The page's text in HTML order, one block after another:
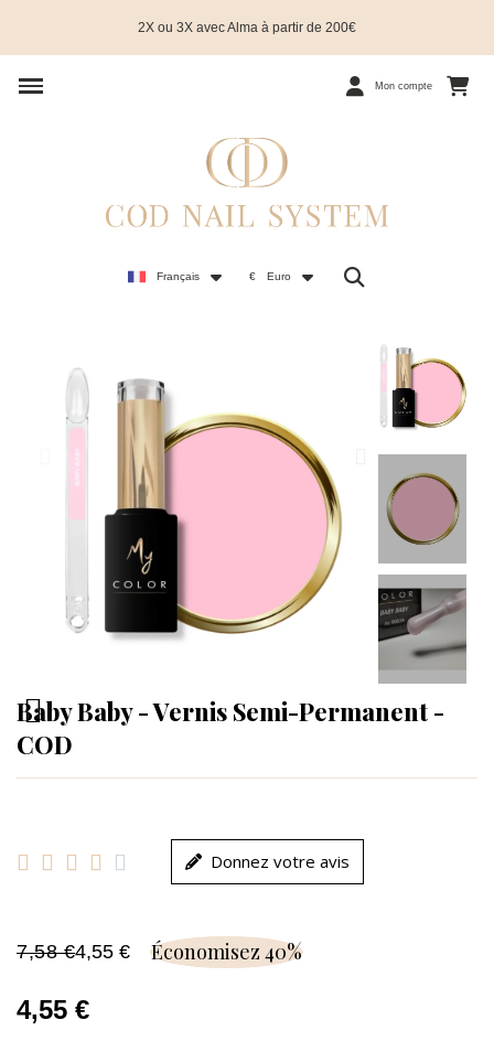
2X ou 3X avec Alma à partir de 200€
Mon compte
Français € Euro
Baby Baby - Vernis Semi-Permanent -
COD
     Donnez votre avis
7,58 €4,55 € Économisez 40%
4,55 €